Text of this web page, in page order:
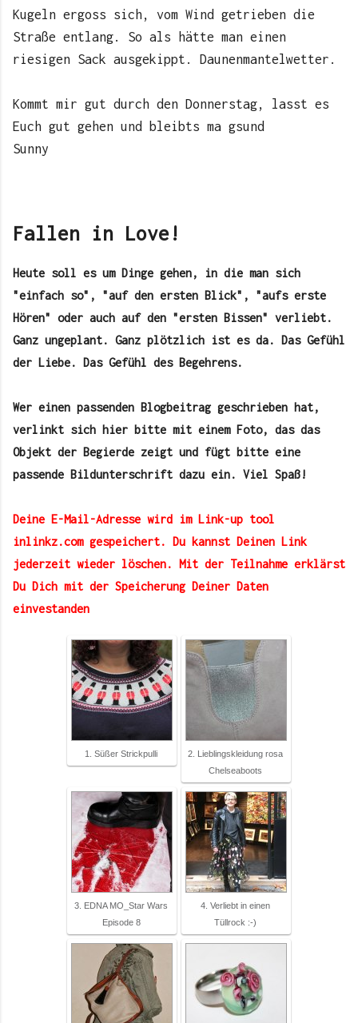
Kugeln ergoss sich, vom Wind getrieben die
Straße entlang. So als hätte man einen
riesigen Sack ausgekippt. Daunenmantelwetter.
Kommt mir gut durch den Donnerstag, lasst es
Euch gut gehen und bleibts ma gsund
Sunny
Fallen in Love!
Heute soll es um Dinge gehen, in die man sich
"einfach so", "auf den ersten Blick", "aufs erste
Hören" oder auch auf den "ersten Bissen" verliebt.
Ganz ungeplant. Ganz plötzlich ist es da. Das Gefühl
der Liebe. Das Gefühl des Begehrens.
Wer einen passenden Blogbeitrag geschrieben hat,
verlinkt sich hier bitte mit einem Foto, das das
Objekt der Begierde zeigt und fügt bitte eine
passende Bildunterschrift dazu ein. Viel Spaß!
Deine E-Mail-Adresse wird im Link-up tool
inlinkz.com gespeichert. Du kannst Deinen Link
jederzeit wieder löschen. Mit der Teilnahme erklärst
Du Dich mit der Speicherung Deiner Daten
einvestanden
1. Süßer Strickpulli
2. Lieblingskleidung rosa
Chelseaboots
3. EDNA MO_Star Wars
Episode 8
4. Verliebt in einen
Tüllrock :-)